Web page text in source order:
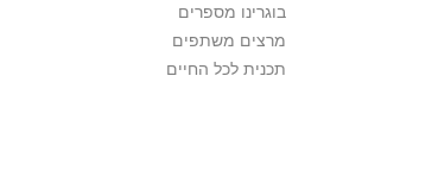
בוגרינו מספרים
מרצים משתפים
תכנית לכל החיים